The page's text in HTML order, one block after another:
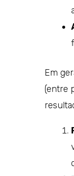
Em
(entre